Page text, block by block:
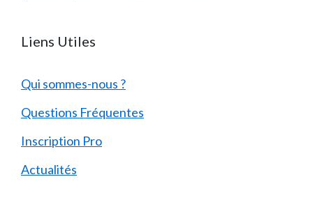
Liens Utiles
Qui sommes-nous ?
Questions Fréquentes
Inscription Pro
Actualités